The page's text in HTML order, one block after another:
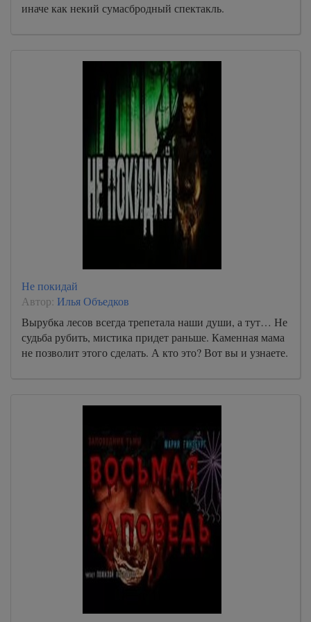
иначе как некий сумасбродный спектакль.
Не покидай
Автор: Илья Объедков
Вырубка лесов всегда трепетала наши души, а тут… Не
судьба рубить, мистика придет раньше. Каменная мама
не позволит этого сделать. А кто это? Вот вы и узнаете.